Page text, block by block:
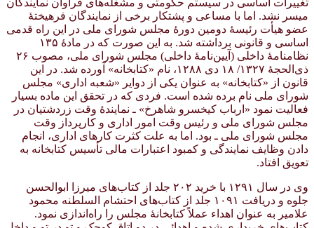
تغییرات اساسی در سیستم حکومتی و مشغله‌های فراوان نمایندگان
میسر نشد. اما با مساعی و پشتکار برخی از نمایندگان فرهیختهٔ
عضو هیأت رئیسهٔ دومین دورهٔ مجلس شورای ملی در این راه قدمی
اساسی و قانونی برداشته شد. به این صورت که در مادهٔ ۱۳۵
نظامنامهٔ داخلی (آیین‌نامهٔ داخلی) مجلس شورای ملی، مصوب ۲۶
ذی‌الحجهٔ ۱۳۲۷/ ۱۸ دی ۱۲۸۸، نام «کتابخانه» آورده شد. در این
قانون از «کتابخانه» به عنوان یکی از دوایر «شعبه اداری» مجلس
شورای ملی نام برده شده است. فردی که در تحقق این ماده بسیار
فعالیت نمود «ارباب کیخسرو شاهرخ» ـ نمایندهٔ وقت زردشتیان در
مجلس شورای ملی و رئیس وقت امور اداری و کارپرداز وقت
مجلس شورای ملی ـ بود. اما به علت کثرت کارهای اداری، انجام
دادن وظایف نمایندگی و کمبود اعتبارات مالی تأسیس کتابخانه به
تعویق افتاد.
وی در سال ۱۲۹۱ با خرید ۲۰۲ جلد از کتاب‌های میرزا ابوالحسن
جلوه و دریافت ۱۰۹۱ جلد از کتاب‌های احتشام السلطنه محمود
علامیر به عنوان اهداء عملاً کتابخانهٔ مجلس را راه‌اندازی نمود.